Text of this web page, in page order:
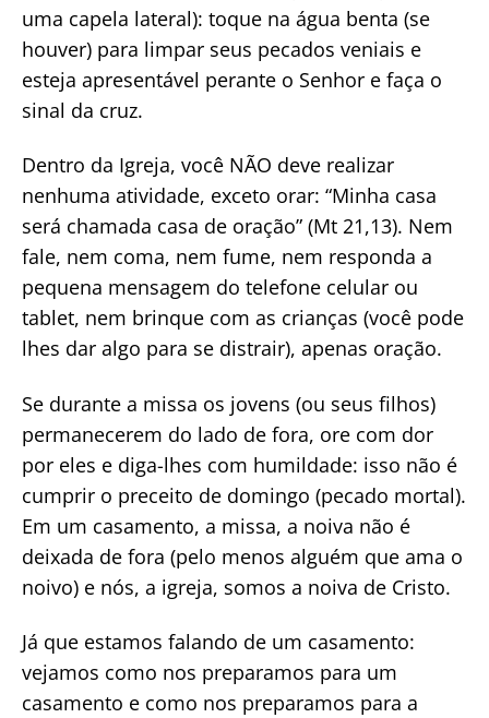
uma capela lateral): toque na água benta (se
houver) para limpar seus pecados veniais e
esteja apresentável perante o Senhor e faça o
sinal da cruz.
Dentro da Igreja, você NÃO deve realizar
nenhuma atividade, exceto orar: “Minha casa
será chamada casa de oração” (Mt 21,13). Nem
fale, nem coma, nem fume, nem responda a
pequena mensagem do telefone celular ou
tablet, nem brinque com as crianças (você pode
lhes dar algo para se distrair), apenas oração.
Se durante a missa os jovens (ou seus filhos)
permanecerem do lado de fora, ore com dor
por eles e diga-lhes com humildade: isso não é
cumprir o preceito de domingo (pecado mortal).
Em um casamento, a missa, a noiva não é
deixada de fora (pelo menos alguém que ama o
noivo) e nós, a igreja, somos a noiva de Cristo.
Já que estamos falando de um casamento:
vejamos como nos preparamos para um
casamento e como nos preparamos para a